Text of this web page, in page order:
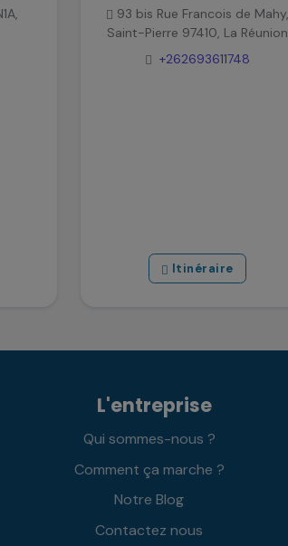
93 bis Rue Francois de Mahy,
Saint-Pierre 97410, La Réunion
+262693611748
Itinéraire
L'entreprise
Qui sommes-nous ?
Comment ça marche ?
Notre Blog
Contactez nous